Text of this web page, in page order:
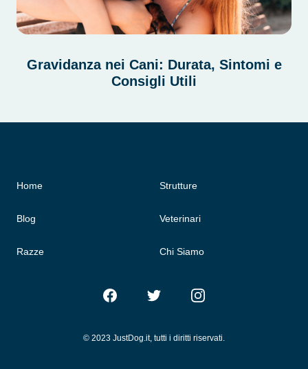
Gravidanza nei Cani: Durata, Sintomi e
Consigli Utili
Home
Blog
Razze
Strutture
Veterinari
Chi Siamo
FacebookTwitter Instagram
© 2023 JustDog.it, tutti i diritti riservati.